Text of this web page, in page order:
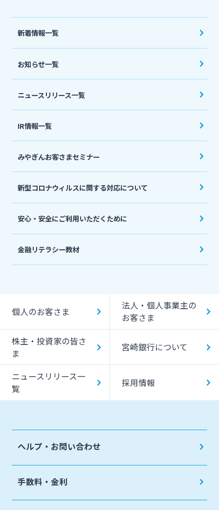
株主・投資家の皆さま
ニュースリリース一覧
採用情報
新着情報一覧
お知らせ一覧
ニュースリリース一覧
IR情報一覧
みやぎんお客さまセミナー
新型コロナウィルスに関する対応について
安心・安全にご利用いただくために
金融リテラシー教材
個人のお客さま
法人・個人事業主の
お客さま
株主・投資家の皆さ
ま
宮崎銀行について
ニュースリリース一
覧
採用情報
ヘルプ・お問い合わせ
手数料・金利